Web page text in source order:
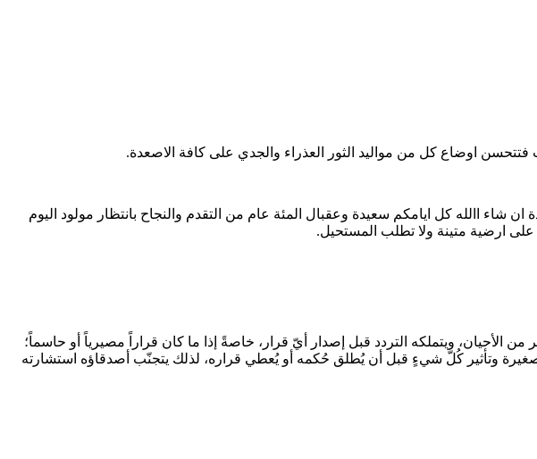
فتتحسن اوضاع كل من مواليد الثور العذراء والجدي على كافة الاصعدة.
لكم بالكثير من السعادة ان شاء االله كل ايامكم سعيدة وعقبال المئة عام من التقدم والنجاح بانتظار مولود اليوم
ارضية متينة ولا تطلب المستحيل.
الأحيان، ويتملكه التردد قبل إصدار أيّ قرار، خاصةً إذا ما كان قراراً مصيرياً أو حاسماً؛
وتأثير كُلّ شيءٍ قبل أن يُطلق حُكمه أو يُعطي قراره، لذلك يتجنّب أصدقاؤه استشارته